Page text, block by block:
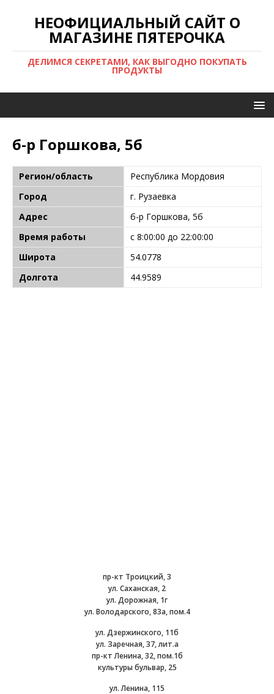
НЕОФИЦИАЛЬНЫЙ САЙТ О
МАГАЗИНЕ ПЯТЕРОЧКА
ДЕЛИМСЯ СЕКРЕТАМИ, КАК ВЫГОДНО ПОКУПАТЬ
ПРОДУКТЫ
б-р Горшкова, 5б
Регион/область
Республика Мордовия
Город
г. Рузаевка
Адрес
б-р Горшкова, 5б
Время работы
с 8:00:00 до 22:00:00
Широта
54.0778
Долгота
44.9589
пр-кт Троицкий, 3
ул. Саханская, 2
ул. Дорожная, 1г
ул. Володарского, 83а, пом.4
ул. Дзержинского, 11б
ул. Заречная, 37, лит.а
пр-кт Ленина, 32, пом.1б
культуры бульвар, 25
ул. Ленина, 115